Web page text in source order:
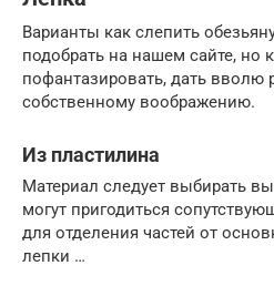
Варианты как слепить
подобрать на нашем сайте, но
пофантазировать, дать вволю
собственному воображению.
Из пластилина
Материал следует выбирать
могут пригодиться
для отделения частей от
лепки …